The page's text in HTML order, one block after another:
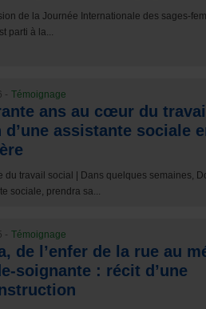
de la Journée Internationale des sages-
parti à la...
- Témoignage
ans au cœur du
d’une assistante sociale
du travail social | Dans quelques semaines,
sociale, prendra sa...
- Témoignage
de l’enfer de la rue au
soignante : récit d’une